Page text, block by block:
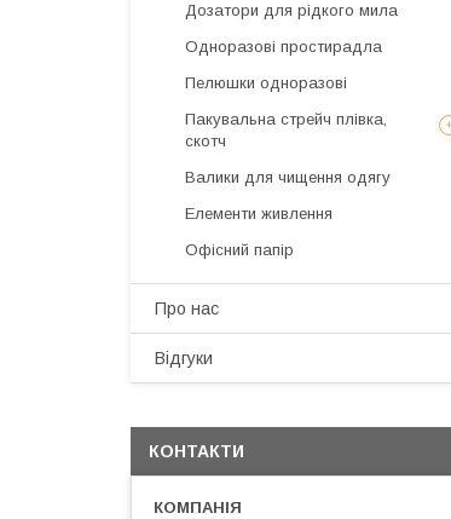
Дозатори для рідкого мила
Одноразові простирадла
Пелюшки одноразові
Пакувальна стрейч плівка,
скотч
Валики для чищення одягу
Елементи живлення
Офісний папір
Про нас
Відгуки
КОНТАКТИ